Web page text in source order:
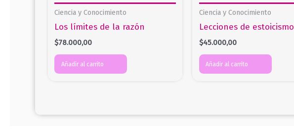
Ciencia y Conocimiento
Los límites de la razón
$78.000,00
Añadir al carrito
Ciencia y Conocimiento
Lecciones de estoicismo
$45.000,00
Añadir al carrito